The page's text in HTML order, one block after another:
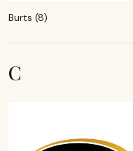
Burts (8)
C